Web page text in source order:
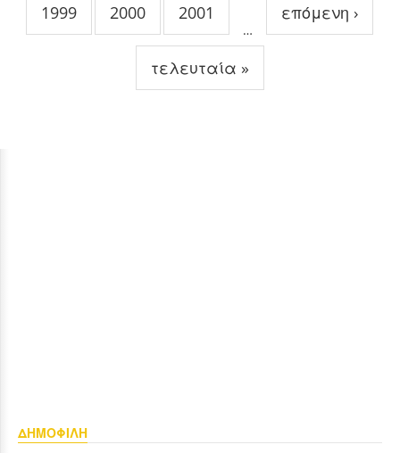
1999 2000 2001
…
επόμενη ›
τελευταία »
ΔΗΜΟΦΙΛΗ